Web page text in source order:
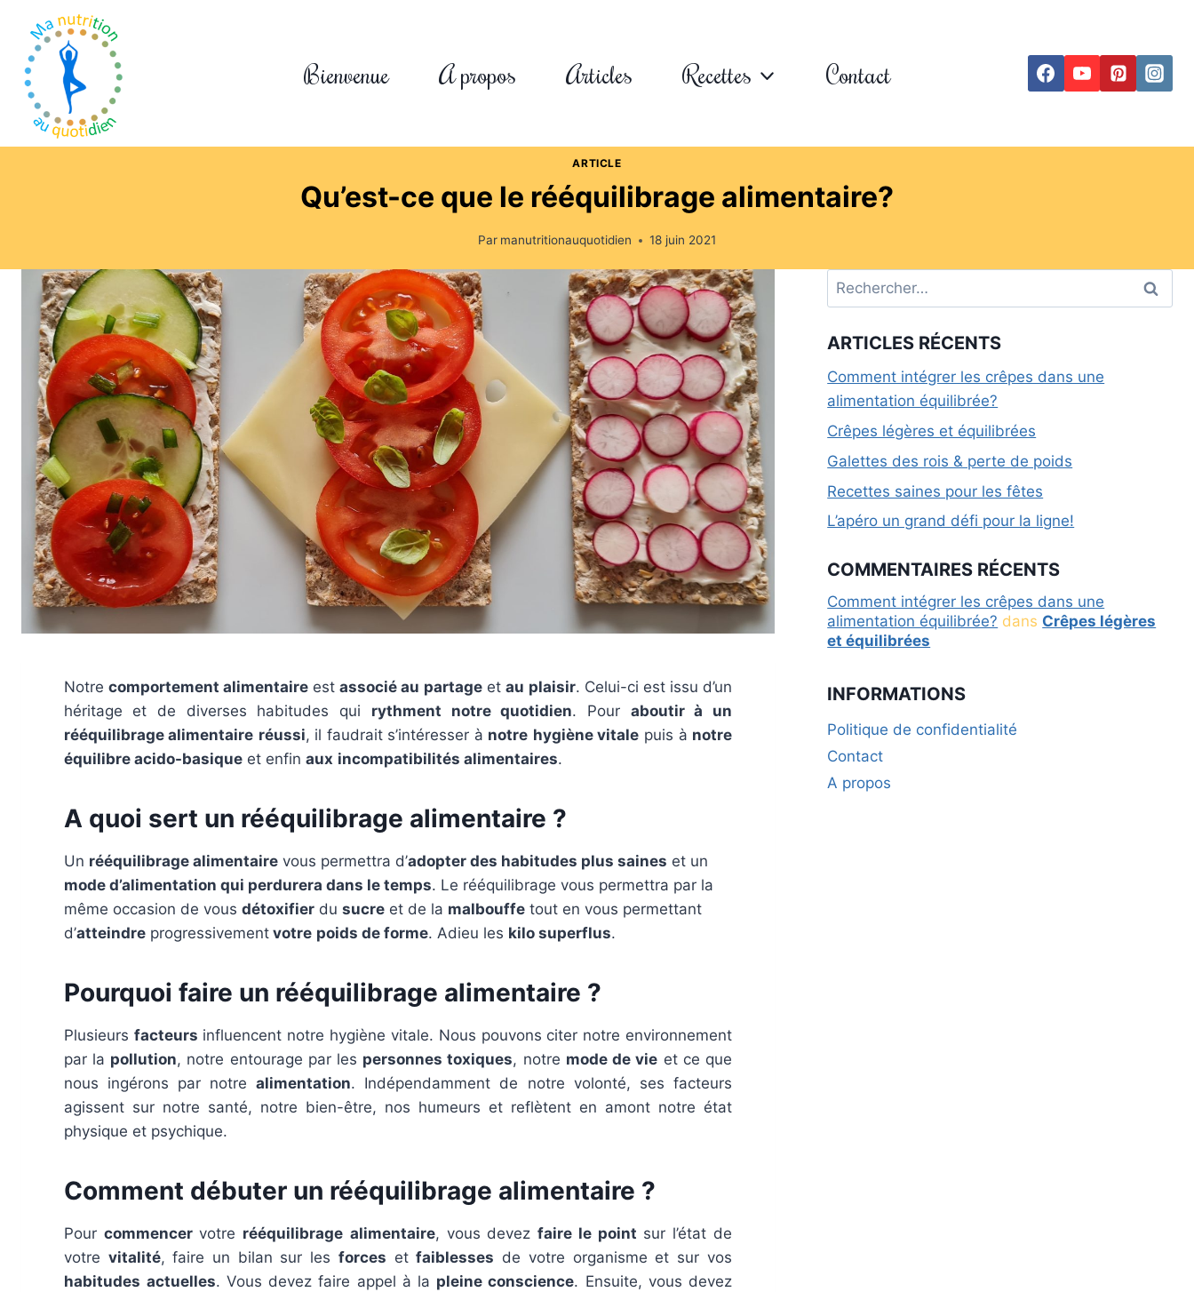
Bienvenue A propos Articles Recettes Contact
ARTICLE
Qu’est-ce que le rééquilibrage alimentaire?
Par manutritionauquotidien 18 juin 2021
Notre comportement alimentaireest associé au partageet au plaisir. Celui-ci est issu d’un
héritage et de diverses habitudes qui rythment notre quotidien. Pour aboutir à un
rééquilibrage alimentaire réussi, il faudrait s’intéresser à notre hygiène vitale puis à notre
équilibre acido-basiqueet enfin aux incompatibilités alimentaires.
A quoi sert un rééquilibrage alimentaire ?
Un rééquilibrage alimentairevous permettra d’adopter des habitudes plus saines et un
mode d’alimentation qui perdurera dans le temps. Le rééquilibrage vous permettra par la
même occasion de vous détoxifierdu sucreet de la malbouffetout en vous permettant
d’atteindreprogressivementvotre poids de forme. Adieu les kilo superflus.
Pourquoi faire un rééquilibrage alimentaire ?
Plusieurs facteurs influencent notre hygiène vitale. Nous pouvons citer notre environnement
par la pollution, notre entourage par les personnes toxiques, notre mode de vie et ce que
nous ingérons par notrealimentation. Indépendamment de notre volonté, ses facteurs
agissent sur notre santé, notre bien-être, nos humeurs et reflètent en amont notre état
physique et psychique.
Comment débuter un rééquilibrage alimentaire ?
Pour commencervotre rééquilibrage alimentaire, vous devezfaire le point sur l’état de
votre vitalité, faire un bilan sur les forces etfaiblesses de votre organisme et sur vos
habitudes actuelles. Vous devez faire appel à la pleine conscience. Ensuite, vous devez
ARTICLES RÉCENTS
Comment intégrer les crêpes dans une
alimentation équilibrée?
Crêpes légères et équilibrées
Galettes des rois & perte de poids
Recettes saines pour les fêtes
L’apéro un grand défi pour la ligne!
COMMENTAIRES RÉCENTS
Comment intégrer les crêpes dans une
alimentation équilibrée? dans Crêpes légères
et équilibrées
INFORMATIONS
Politique de confidentialité
Contact
A propos